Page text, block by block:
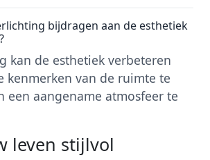
bijdragen aan de esthetiek
kan de esthetiek verbeteren
kenmerken van de ruimte te
een aangename atmosfeer te
leven stijlvol